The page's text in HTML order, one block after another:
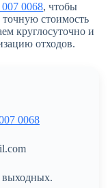
0068, чтобы
точную стоимость
круглосуточно и
отходов.
0068
выходных.